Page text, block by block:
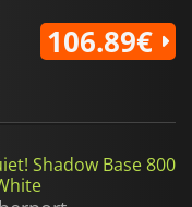
106.89€
Shadow Base 800